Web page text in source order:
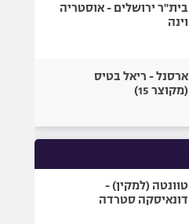
בית"ר ירושלים - אוסטריה
וינה
ארסנל - ריאל בטיס
(מקוצר 15)
טוונטה (למקין) -
דונאיסקה סטרדה